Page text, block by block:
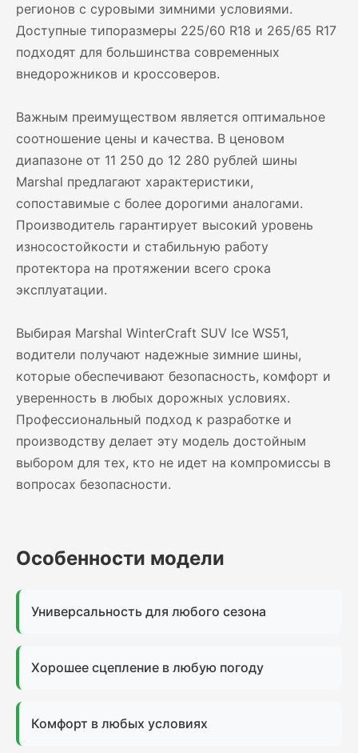
регионов с суровыми зимними условиями.
Доступные типоразмеры 225/60 R18 и 265/65 R17
подходят для большинства современных
внедорожников и кроссоверов.
Важным преимуществом является оптимальное
соотношение цены и качества. В ценовом
диапазоне от 11 250 до 12 280 рублей шины
Marshal предлагают характеристики,
сопоставимые с более дорогими аналогами.
Производитель гарантирует высокий уровень
износостойкости и стабильную работу
протектора на протяжении всего срока
эксплуатации.
Выбирая Marshal WinterCraft SUV Ice WS51,
водители получают надежные зимние шины,
которые обеспечивают безопасность, комфорт и
уверенность в любых дорожных условиях.
Профессиональный подход к разработке и
производству делает эту модель достойным
выбором для тех, кто не идет на компромиссы в
вопросах безопасности.
Особенности модели
Универсальность для любого сезона
Хорошее сцепление в любую погоду
Комфорт в любых условиях